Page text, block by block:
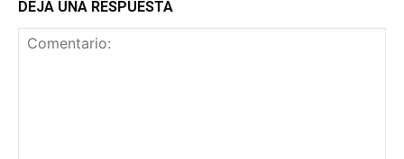
DEJA UNA RESPUESTA